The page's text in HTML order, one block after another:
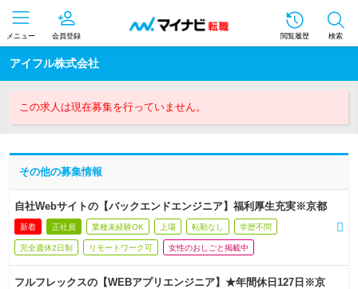
メニュー 会員登録 閲覧履歴 検索
アイフル株式会社
この求人は現在募集を行っていません。
その他の募集情報
自社Webサイトの【バックエンドエンジニア】福利厚生充実※京都
新着 正社員 業種未経験OK 上場 転勤なし 学歴不問
完全週休2日制 リモートワーク可 女性のおしごと掲載中
フルフレックスの【WEBアプリエンジニア】★年間休日127日※京